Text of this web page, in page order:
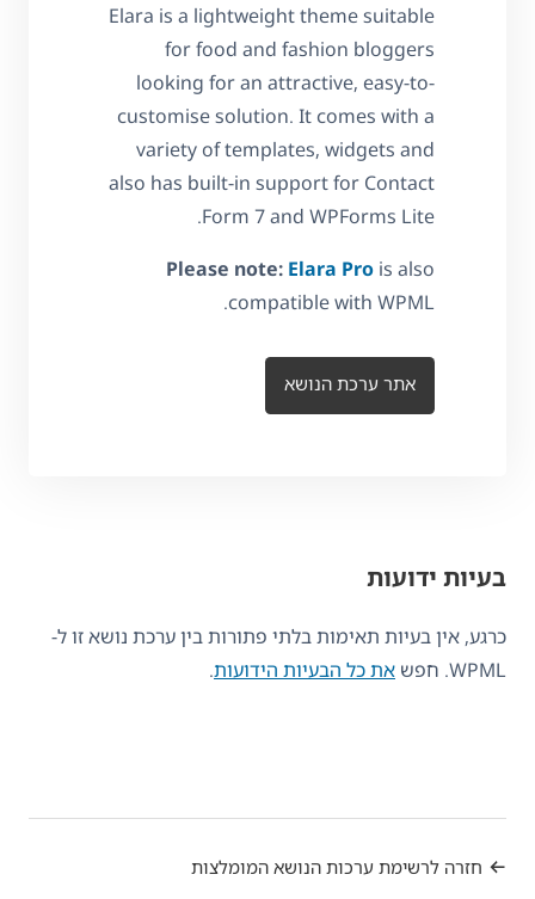
Elara is a lightweight theme suitable
for food and fashion bloggers
looking for an attractive, easy-to-
customise solution. It comes with a
variety of templates, widgets and
also has built-in support for Contact
Form 7 and WPForms Lite.
Please note: Elara Pro is also
compatible with WPML.
אתר ערכת הנושא
בעיות ידועות
כרגע, אין בעיות תאימות בלתי פתורות בין ערכת נושא זו ל-
WPML. חפש
את כל הבעיות הידועות.
חזרה לרשימת ערכות הנושא המומלצות